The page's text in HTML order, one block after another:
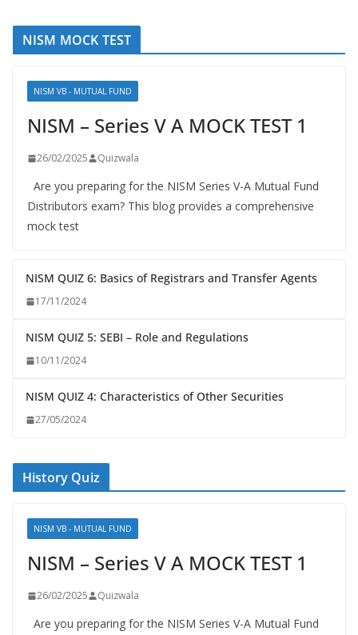
NISM MOCK TEST
NISM VB - MUTUAL FUND
NISM – Series V A MOCK TEST 1
26/02/2025 Quizwala
Are you preparing for the NISM Series V-A Mutual Fund
Distributors exam? This blog provides a comprehensive
mock test
NISM QUIZ 6: Basics of Registrars and Transfer Agents
17/11/2024
NISM QUIZ 5: SEBI – Role and Regulations
10/11/2024
NISM QUIZ 4: Characteristics of Other Securities
27/05/2024
History Quiz
NISM VB - MUTUAL FUND
NISM – Series V A MOCK TEST 1
26/02/2025 Quizwala
Are you preparing for the NISM Series V-A Mutual Fund